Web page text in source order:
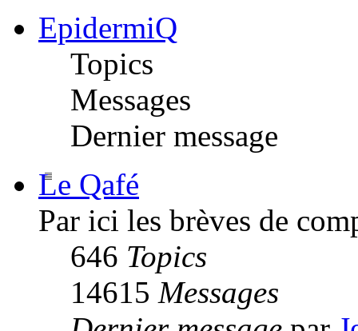
EpidermiQ
Topics
Messages
Dernier message
Le Qafé
Par ici les brèves de
646 Topics
14615 Messages